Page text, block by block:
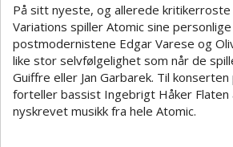
På sitt nyeste, og allerede
Variations spiller Atomic sine
postmodernistene Edgar Varese og
like stor selvfølgelighet som når de
Guiffre eller Jan Garbarek. Til
forteller bassist Ingebrigt Håker Flaten
nyskrevet musikk fra hele Atomic.